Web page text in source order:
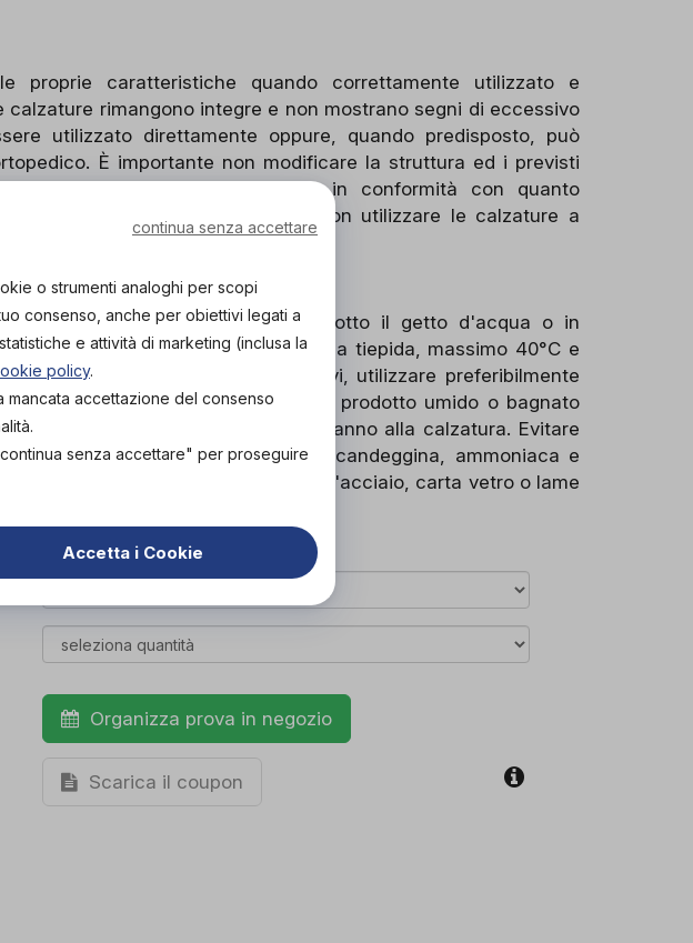
proprie caratteristiche quando correttamente utilizzato e
calzature rimangono integre e non mostrano segni di eccessivo
utilizzato direttamente oppure, quando predisposto, può
È importante non modificare la struttura ed i previsti
la funzionalità. Utilizzare in conformità con quanto
sanitario specializzato. Non utilizzare le calzature a
calzini di cotone bianco.
lavata per immersione, o sotto il getto d'acqua o in
laterale della suola usare acqua tiepida, massimo 40°C e
aggressivi sgrassanti o abrasivi, utilizzare preferibilmente
biodegradabilità. Non asciugare il prodotto umido o bagnato
comportare un inevitabile danno alla calzatura. Evitare
come alcool, detersivi per bucato, candeggina, ammoniaca e
abrasivi come spazzole, lana d'acciaio, carta vetro o lame
Organizza prova in negozio
Scarica il coupon
continua senza accettare
o strumenti analoghi per scopi
consenso, anche per obiettivi legati a
e attività di marketing (inclusa la
policy.
accettazione del consenso
senza accettare" per proseguire
Accetta i Cookie